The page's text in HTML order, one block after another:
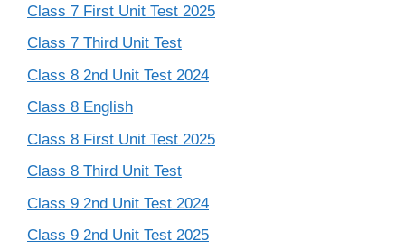
Class 7 First Unit Test 2025
Class 7 Third Unit Test
Class 8 2nd Unit Test 2024
Class 8 English
Class 8 First Unit Test 2025
Class 8 Third Unit Test
Class 9 2nd Unit Test 2024
Class 9 2nd Unit Test 2025